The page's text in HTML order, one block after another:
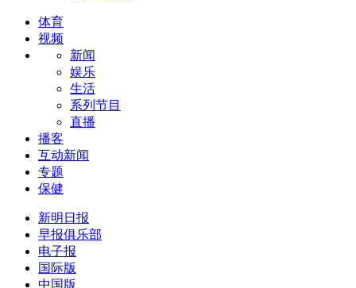
体育
视频
新闻
娱乐
生活
系列节目
直播
播客
互动新闻
专题
保健
新明日报
早报俱乐部
电子报
国际版
中国版